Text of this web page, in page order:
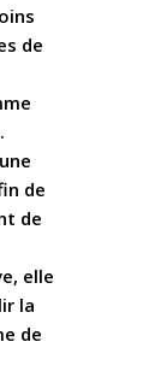
de
de
de
elle
la
de